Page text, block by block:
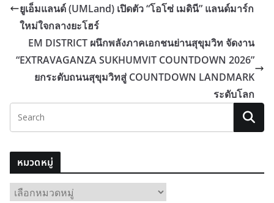
ยูเอ็มแลนด์ (UMLand) เปิดตัว “โอโซ่ เมดินี” แลนด์มาร์ก
ใหม่ใจกลางยะโฮร์
EM DISTRICT ผนึกพลังภาคเอกชนย่านสุขุมวิท จัดงาน
“EXTRAVAGANZA SUKHUMVIT COUNTDOWN 2026”
ยกระดับถนนสุขุมวิทสู่ COUNTDOWN LANDMARK
ระดับโลก
หมวดหมู่